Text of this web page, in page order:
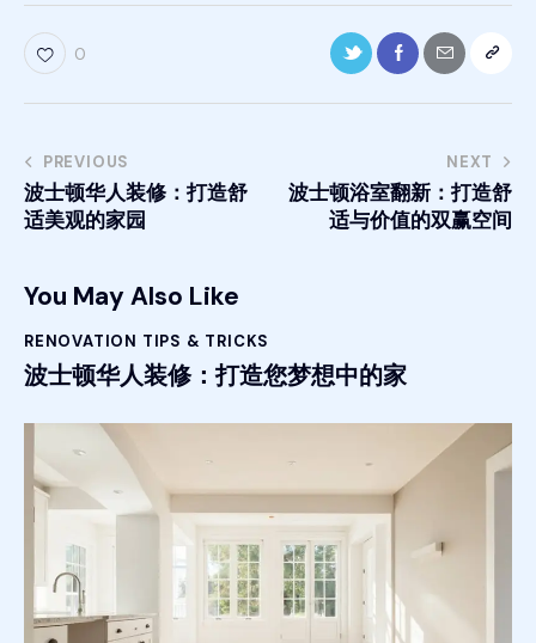
0
PREVIOUS
波士顿华人装修：打造舒
适美观的家园
NEXT
波士顿浴室翻新：打造舒
适与价值的双赢空间
You May Also Like
RENOVATION TIPS & TRICKS
波士顿华人装修：打造您梦想中的家